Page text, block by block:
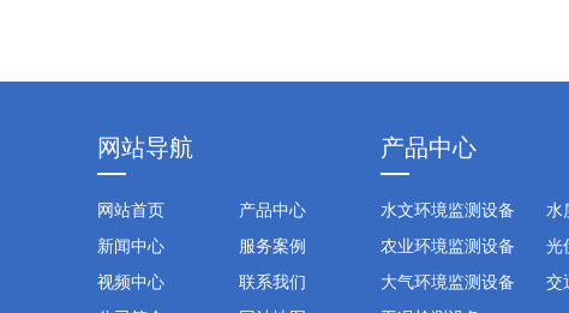
网站导航
网站首页
产品中心
新闻中心
服务案例
视频中心
联系我们
产品中心
水文环境监测设备 水
农业环境监测设备
光
大气环境监测设备
交